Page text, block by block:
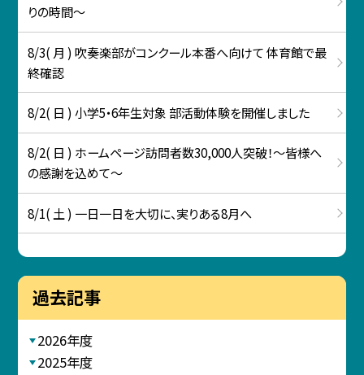
りの時間～
8/3( 月 ) 吹奏楽部がコンクール本番へ向けて 体育館で最
終確認
8/2( 日 ) 小学5・6年生対象 部活動体験を開催しました
8/2( 日 ) ホームページ訪問者数30,000人突破！～皆様へ
の感謝を込めて～
8/1( 土 ) 一日一日を大切に、実りある8月へ
過去記事
2026年度
2025年度